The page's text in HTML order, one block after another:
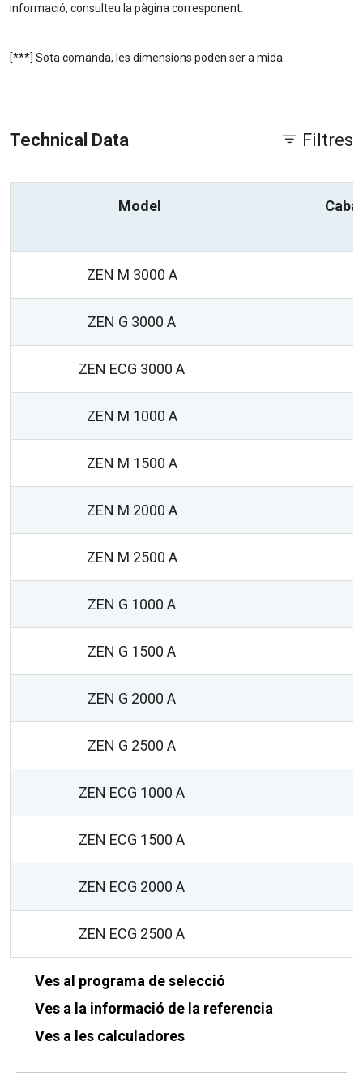
informació, consulteu la pàgina corresponent.
[***] Sota comanda, les dimensions poden ser a mida.
Technical Data Filtres
Model
ZEN M 3000 A
ZEN G 3000 A
ZEN ECG 3000 A
ZEN M 1000 A
ZEN M 1500 A
ZEN M 2000 A
ZEN M 2500 A
ZEN G 1000 A
ZEN G 1500 A
ZEN G 2000 A
ZEN G 2500 A
ZEN ECG 1000 A
ZEN ECG 1500 A
ZEN ECG 2000 A
ZEN ECG 2500 A
Ves al programa de selecció
Ves a la informació de la referencia
Ves a les calculadores